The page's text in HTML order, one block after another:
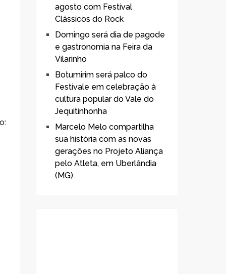
agosto com Festival
Clássicos do Rock
Domingo será dia de pagode
e gastronomia na Feira da
Vilarinho
Botumirim será palco do
Festivale em celebração à
cultura popular do Vale do
Jequitinhonha
Marcelo Melo compartilha
sua história com as novas
gerações no Projeto Aliança
pelo Atleta, em Uberlândia
(MG)